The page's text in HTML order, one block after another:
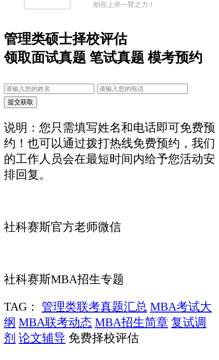
助你上岸一臂之力！
管理类硕士择校评估
领取面试真题 笔试真题 模考预约
说明：您只需填写姓名和电话即可免费预
约！也可以通过拨打热线免费预约，我们
的工作人员会在最短时间内给予您活动安
排回复。
社科赛斯官方老师微信
社科赛斯MBA招生专题
TAG： 管理类联考真题汇总 MBA考试大
纲 MBA联考动态 MBA招生简章 复试调
剂 论文辅导 免费择校评估